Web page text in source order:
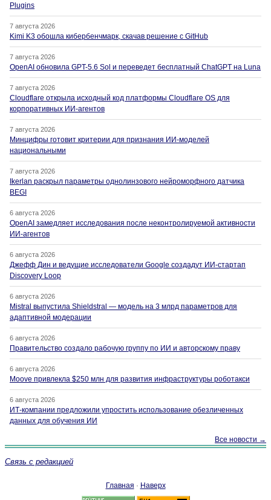
Plugins
7 августа 2026
Kimi K3 обошла кибербенчмарк, скачав решение с GitHub
7 августа 2026
OpenAI обновила GPT-5.6 Sol и переведет бесплатный ChatGPT на Luna
7 августа 2026
Cloudflare открыла исходный код платформы Cloudflare OS для
корпоративных ИИ-агентов
7 августа 2026
Минцифры готовит критерии для признания ИИ-моделей
национальными
7 августа 2026
Ikerlan раскрыл параметры однолинзового нейроморфного датчика
BEGI
6 августа 2026
OpenAI замедляет исследования после неконтролируемой активности
ИИ-агентов
6 августа 2026
Джефф Дин и ведущие исследователи Google создадут ИИ-стартап
Discovery Loop
6 августа 2026
Mistral выпустила Shieldstral — модель на 3 млрд параметров для
адаптивной модерации
6 августа 2026
Правительство создало рабочую группу по ИИ и авторскому праву
6 августа 2026
Moove привлекла $250 млн для развития инфраструктуры роботакси
6 августа 2026
ИТ-компании предложили упростить использование обезличенных
данных для обучения ИИ
Все новости →
Связь с редакцией
Главная · Наверх